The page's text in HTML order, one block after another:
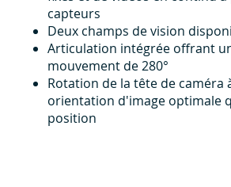
capteurs
Deux champs de vision
Articulation intégrée offrant
mouvement de 280°
Rotation de la tête de caméra
orientation d'image optimale
position